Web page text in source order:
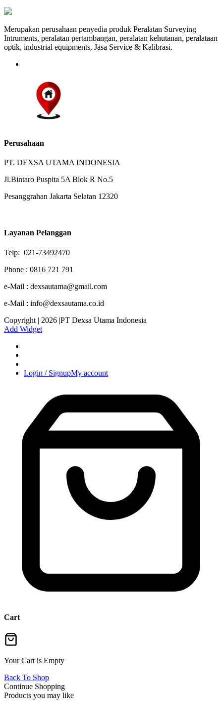
Merupakan perusahaan penyedia produk Peralatan Surveying
Intruments, peralatan pertambangan, peralatan kehutanan, peralataan
optik, industrial equipments, Jasa Service & Kalibrasi.
Perusahaan
PT. DEXSA UTAMA INDONESIA
Jl.Bintaro Puspita 5A Blok R No.5
Pesanggrahan Jakarta Selatan 12320
Layanan Pelanggan
Telp: 021-73492470
Phone : 0816 721 791
e-Mail : dexsautama@gmail.com
e-Mail : info@dexsautama.co.id
Copyright | 2026 |PT Dexsa Utama Indonesia
Add Widget
Login / SignupMy account
Cart
Your Cart is Empty
Back To Shop
Continue Shopping
Products you may like